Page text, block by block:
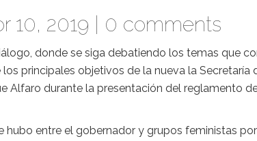
10, 2019 | 0 comments
donde se siga debatiendo los temas que
principales objetivos de la nueva la Secretaría
Alfaro durante la presentación del reglamento
hubo entre el gobernador y grupos feministas